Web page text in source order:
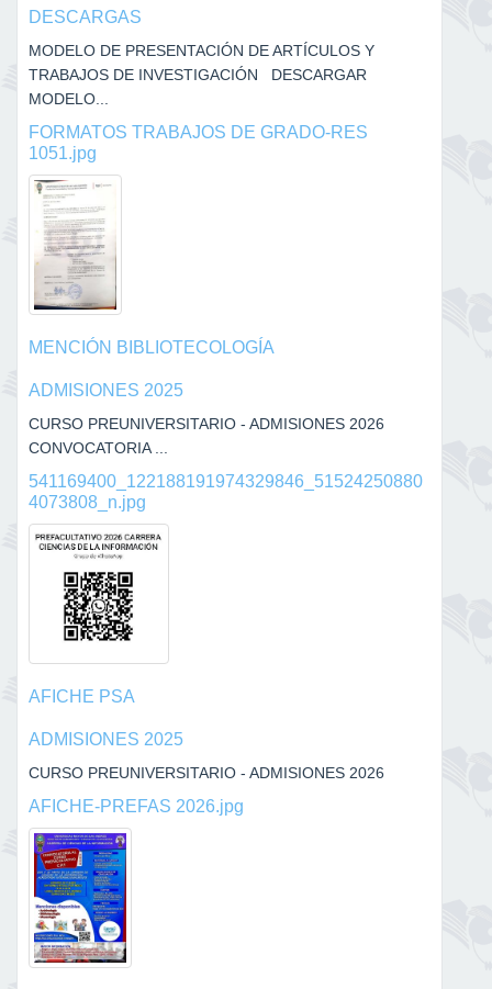
DESCARGAS
MODELO DE PRESENTACIÓN DE ARTÍCULOS Y
TRABAJOS DE INVESTIGACIÓN DESCARGAR
MODELO...
FORMATOS TRABAJOS DE GRADO-RES
1051.jpg
MENCIÓN BIBLIOTECOLOGÍA
ADMISIONES 2025
CURSO PREUNIVERSITARIO - ADMISIONES 2026
CONVOCATORIA ...
541169400_122188191974329846_51524250880
4073808_n.jpg
AFICHE PSA
ADMISIONES 2025
CURSO PREUNIVERSITARIO - ADMISIONES 2026
AFICHE-PREFAS 2026.jpg